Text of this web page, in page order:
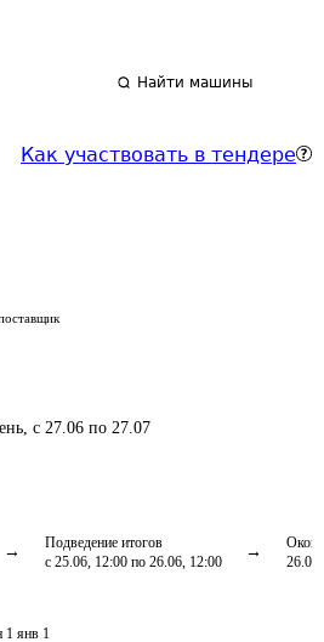
Найти машины
Как участвовать в тендере
,с 27.06 по 27.07
Подведение итогов
с 25.06, 12:00 по 26.06, 12:00
1 янв 1